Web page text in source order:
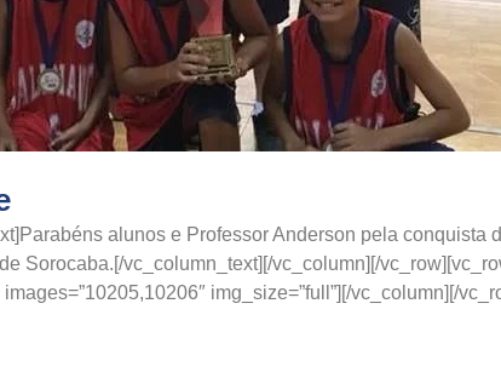
alunos e Professor Anderson pela conquista
Sorocaba.[/vc_column_text][/vc_column][/
img_size=”full”][/vc_column][/